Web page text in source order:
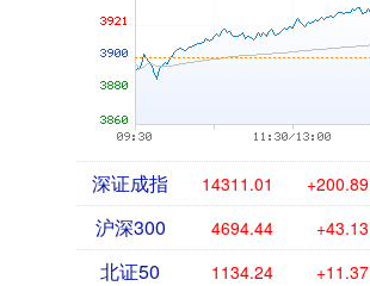
深证成指 14311.01 +200.89
沪深300 4694.44 +43.13
北证50 1134.24 +11.37